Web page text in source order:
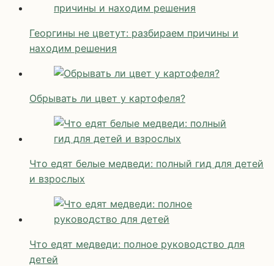
Георгины не цветут: разбираем причины и
находим решения
Обрывать ли цвет у картофеля?
Что едят белые медведи: полный гид для детей
и взрослых
Что едят медведи: полное руководство для
детей